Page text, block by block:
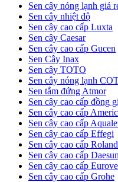
Sen cây nóng lạnh giá
Sen cây nhiệt độ
Sen cây cao cấp Luxta
Sen cây Caesar
Sen cây cao cấp Gucen
Sen Cây Inax
Sen cây TOTO
Sen cây nóng lạnh
Sen tắm đứng Atmor
Sen cây cao cấp đồng
Sen cây cao cấp
Sen cây cao cấp
Sen cây cao cấp Effegi
Sen cây cao cấp Roland
Sen cây cao cấp
Sen cây cao cấp
Sen cây cao cấp Grohe